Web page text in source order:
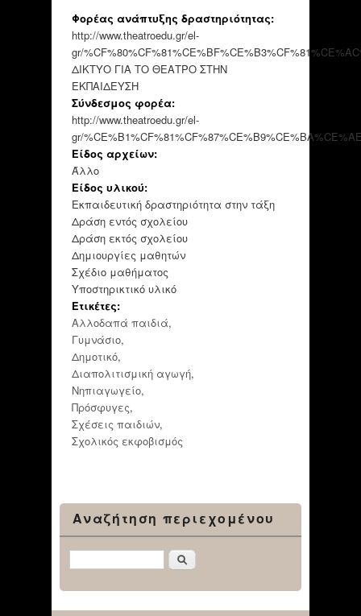
Φορέας ανάπτυξης δραστηριότητας:
http://www.theatroedu.gr/el-
gr/
ΔΙΚΤΥΟ ΓΙΑ ΤΟ ΘΕΑΤΡΟ ΣΤΗΝ
ΕΚΠΑΙΔΕΥΣΗ
Σύνδεσμος φορέα:
http://www.theatroedu.gr/el-
gr/
Είδος αρχείων:
Άλλο
Είδος υλικού:
Εκπαιδευτική δραστηριότητα στην τάξη
Δράση εντός σχολείου
Δράση εκτός σχολείου
Δημιουργίες μαθητών
Σχέδιο μαθήματος
Υποστηρικτικό υλικό
Ετικέτες:
Αλλοδαπά παιδιά,
Γυμνάσιο,
Δημοτικό,
Διαπολιτισμική αγωγή,
Νηπιαγωγείο,
Πρόσφυγες,
Σχέσεις παιδιών,
Σχολικός εκφοβισμός
Αναζήτηση περιεχομένου
Αναζήτηση